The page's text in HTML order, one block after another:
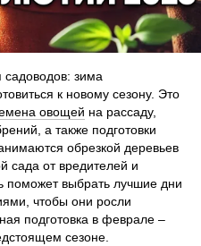
зима
к новому сезону. Это
овощей на рассаду,
а также подготовки
обрезкой деревьев
сада от вредителей и
поможет выбрать лучшие дни
чтобы они росли
подготовка в феврале –
сезоне.